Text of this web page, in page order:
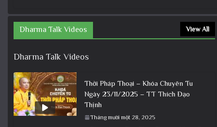
Dharma Talk Videos View All
Dharma Talk Videos
Thời Pháp Thoại – Khóa Chuyên Tu
Ngày 23/11/2025 – TT Thích Đạo
Thịnh
Tháng mười một 28, 2025